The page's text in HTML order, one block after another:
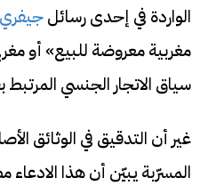
الواردة في إحدى رسائل
مغربية معروضة للبيع» أو
سياق الاتجار الجنسي
غير أن التدقيق في الوثائق
المسرّبة يبيّن أن هذا